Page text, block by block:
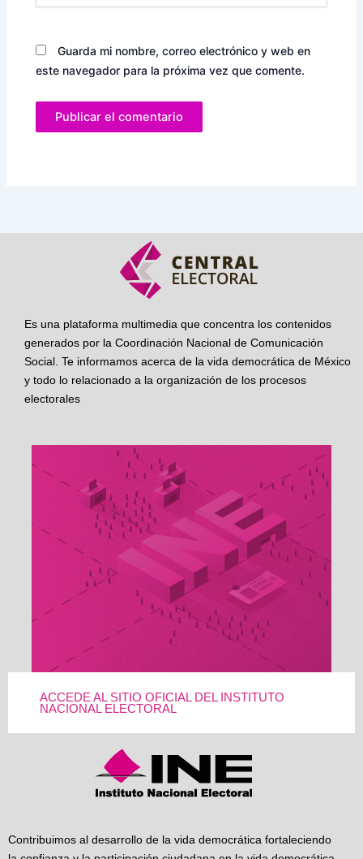
Guarda mi nombre, correo electrónico y web en
este navegador para la próxima vez que comente.
Es una plataforma multimedia que concentra los contenidos
generados por la Coordinación Nacional de Comunicación
Social. Te informamos acerca de la vida democrática de México
y todo lo relacionado a la organización de los procesos
electorales
ACCEDE AL SITIO OFICIAL DEL INSTITUTO
NACIONAL ELECTORAL
Contribuimos al desarrollo de la vida democrática fortaleciendo